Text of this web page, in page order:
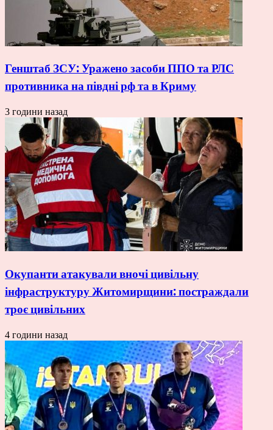
Генштаб ЗСУ: Уражено засоби ППО та РЛС
противника на півдні рф та в Криму
3 години назад
Окупанти атакували вночі цивільну
інфраструктуру Житомирщини: постраждали
троє цивільних
4 години назад